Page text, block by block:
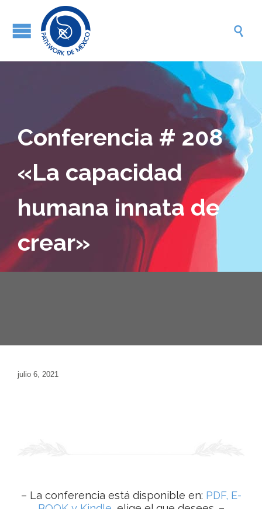

Conferencia # 208
«La capacidad
humana innata de
crear»
julio 6, 2021
– La conferencia está disponible en: PDF, E-